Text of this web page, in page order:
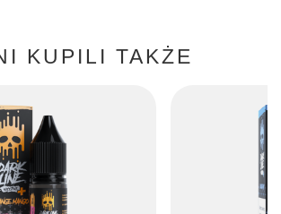
KUPILI TAKŻE